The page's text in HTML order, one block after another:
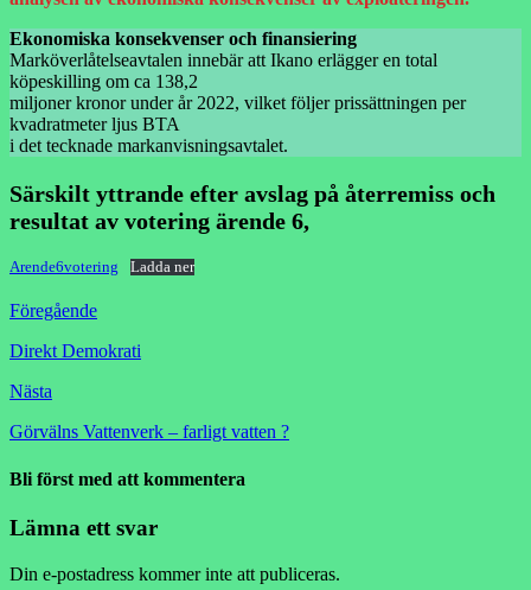
Ekonomiska konsekvenser och finansiering
Marköverlåtelseavtalen innebär att Ikano erlägger en total
köpeskilling om ca 138,2
miljoner kronor under år 2022, vilket följer prissättningen per
kvadratmeter ljus BTA
i det tecknade markanvisningsavtalet.
Särskilt yttrande efter avslag på återremiss och
resultat av votering ärende 6,
Arende6votering Ladda ner
Föregående
Direkt Demokrati
Nästa
Görvälns Vattenverk – farligt vatten ?
Bli först med att kommentera
Lämna ett svar
Din e-postadress kommer inte att publiceras.